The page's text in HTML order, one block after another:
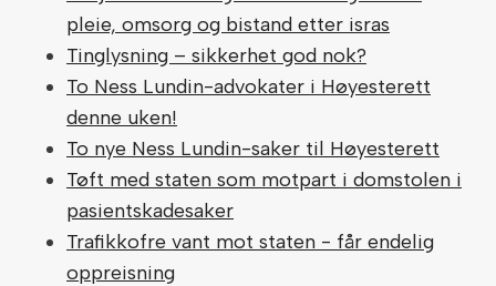
pleie, omsorg og bistand etter isras
Tinglysning – sikkerhet god nok?
To Ness Lundin-advokater i Høyesterett
denne uken!
To nye Ness Lundin-saker til Høyesterett
Tøft med staten som motpart i domstolen i
pasientskadesaker
Trafikkofre vant mot staten - får endelig
oppreisning